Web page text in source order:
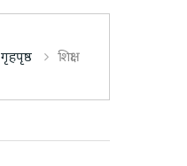
गृहपृष्ठ शिक्षा